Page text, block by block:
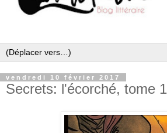
vendredi 10 février 2017
Secrets: l'écorché, tome 1